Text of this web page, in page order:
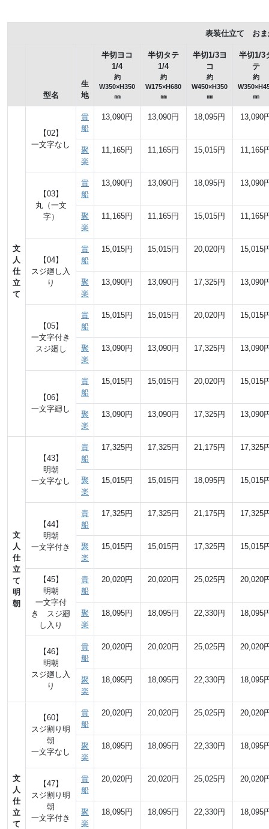
表装仕立て お
型名
生
地
半切ヨコ
1/4
約
W350×H350
㎜
半切タテ
1/4
約
W175×H680
㎜
半切1/3ヨ
コ
約
W450×H350
㎜
半切1/3
テ
約
㎜
文
人
仕
立
て
【02】
一文字なし
貴
船
13,090円 13,090円 18,095円 13,090
聚
楽
11,165円 11,165円 15,015円 11,165
【03】
丸（一文
字）
貴
船
13,090円 13,090円 18,095円 13,090
聚
楽
11,165円 11,165円 15,015円 11,165
【04】
スジ廻し入
り
貴
船
15,015円 15,015円 20,020円 15,015
聚
楽
13,090円 13,090円 17,325円 13,090
【05】
一文字付き
スジ廻し
貴
船
15,015円 15,015円 20,020円 15,015
聚
楽
13,090円 13,090円 17,325円 13,090
【06】
一文字廻し
貴
船
15,015円 15,015円 20,020円 15,015
聚
楽
13,090円 13,090円 17,325円 13,090
文
人
仕
立
て
明
朝
【43】
明朝
一文字なし
貴
船
17,325円 17,325円 21,175円 17,325
聚
楽
15,015円 15,015円 18,095円 15,015
【44】
明朝
一文字付き
貴
船
17,325円 17,325円 21,175円 17,325
聚
楽
15,015円 15,015円 17,325円 15,015
【45】
明朝
一文字付
き スジ廻
し入り
貴
船
20,020円 20,020円 25,025円 20,020
聚
楽
18,095円 18,095円 22,330円 18,095
【46】
明朝
スジ廻し入
り
貴
船
20,020円 20,020円 25,025円 20,020
聚
楽
18,095円 18,095円 22,330円 18,095
文
人
仕
立
て
【60】
スジ割り明
朝
一文字なし
貴
船
20,020円 20,020円 25,025円 20,020
聚
楽
18,095円 18,095円 22,330円 18,095
【47】
スジ割り明
朝
一文字付き
貴
船
20,020円 20,020円 25,025円 20,020
聚
楽
18,095円 18,095円 22,330円 18,095